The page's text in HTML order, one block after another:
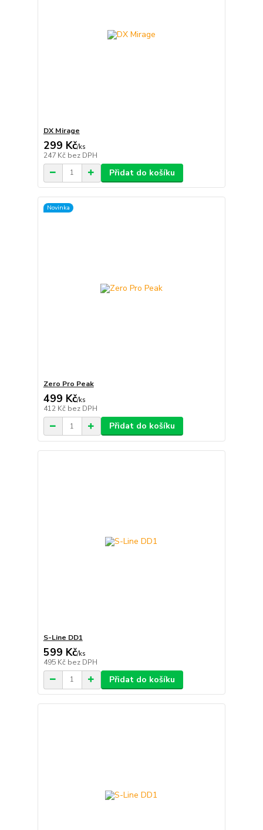
DX Mirage
299 Kč/ks
247 Kč bez DPH
Přidat do košíku
Novinka
Zero Pro Peak
499 Kč/ks
412 Kč bez DPH
Přidat do košíku
S-Line DD1
599 Kč/ks
495 Kč bez DPH
Přidat do košíku